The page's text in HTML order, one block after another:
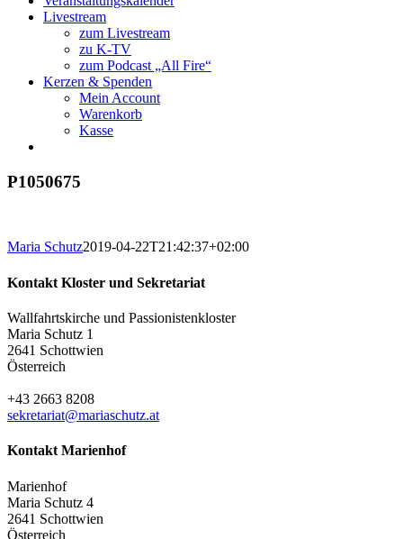
Livestream
zum Livestream
zu K-TV
zum Podcast „All Fire“
Kerzen & Spenden
Mein Account
Warenkorb
Kasse
P1050675
Maria Schutz2019-04-22T21:42:37+02:00
Kontakt Kloster und Sekretariat
Wallfahrtskirche und Passionistenkloster
Maria Schutz 1
2641 Schottwien
Österreich
+43 2663 8208
sekretariat@mariaschutz.at
Kontakt Marienhof
Marienhof
Maria Schutz 4
2641 Schottwien
Österreich